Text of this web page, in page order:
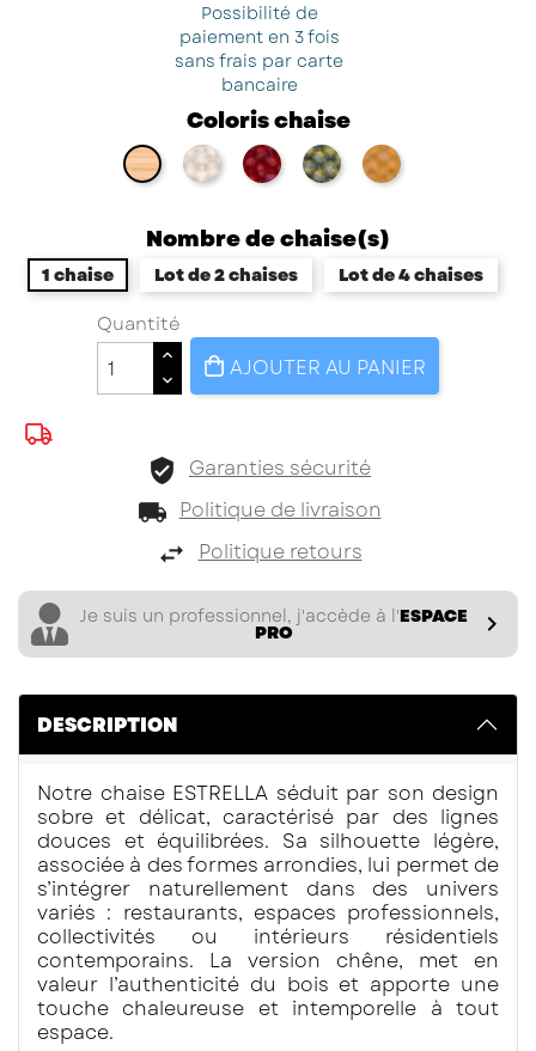
Possibilité de
paiement en 3 fois
sans frais par carte
bancaire
Coloris chaise
chêne chêne+tissus ivoire
chêne+tissus grenat
chêne+tissus vert
chêne+tissus
Nombre de chaise(s)
1 chaise Lot de 2 chaises Lot de 4 chaises
Quantité
AJOUTER AU PANIER
Garanties sécurité
Politique de livraison
Politique retours
Je suis un professionnel, j'accède à l'ESPACE
PRO 
DESCRIPTION
Notre chaise ESTRELLA séduit par son design
sobre et délicat, caractérisé par des lignes
douces et équilibrées. Sa silhouette légère,
associée à des formes arrondies, lui permet de
s’intégrer naturellement dans des univers
variés : restaurants, espaces professionnels,
collectivités ou intérieurs résidentiels
contemporains. La version chêne, met en
valeur l’authenticité du bois et apporte une
touche chaleureuse et intemporelle à tout
espace.